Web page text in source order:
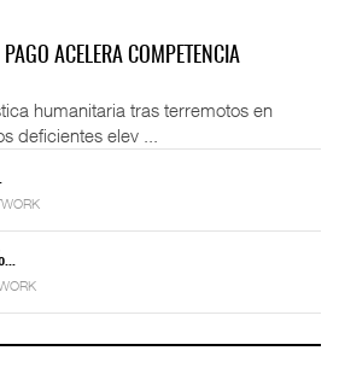
ACELERA COMPETENCIA
humanitaria tras terremotos en
deficientes elev ...